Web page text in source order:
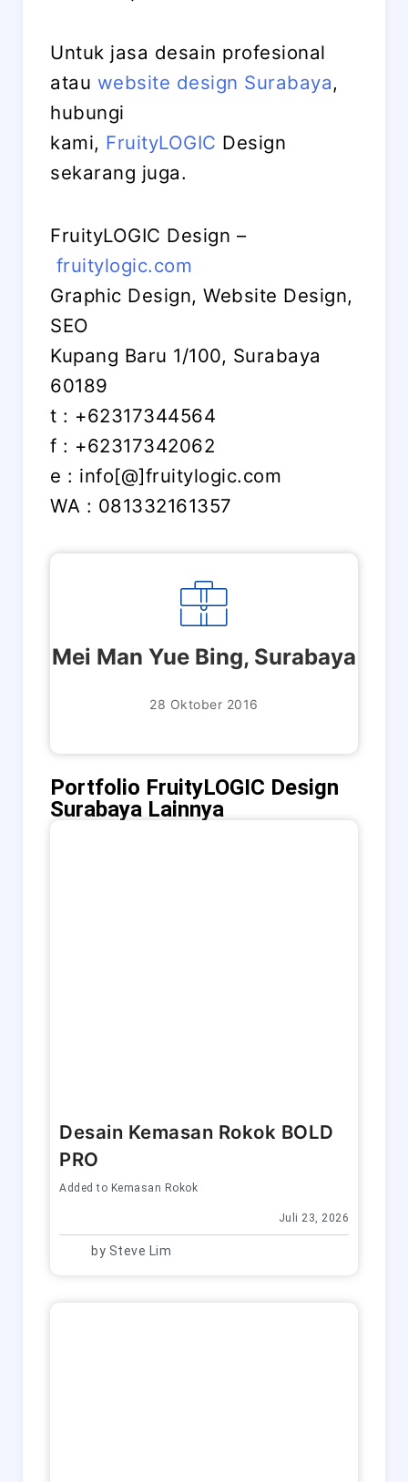
Untuk jasa desain profesional
atau website design Surabaya,
hubungi
kami, FruityLOGIC Design
sekarang juga.
FruityLOGIC Design –
fruitylogic.com
Graphic Design, Website Design,
SEO
Kupang Baru 1/100, Surabaya
60189
t : +62317344564
f : +62317342062
e : info[@]fruitylogic.com
WA : 081332161357
Mei Man Yue Bing, Surabaya
28 Oktober 2016
Portfolio FruityLOGIC Design
Surabaya Lainnya
Desain Kemasan Rokok BOLD
PRO
Added to Kemasan Rokok
Juli 23, 2026
by Steve Lim